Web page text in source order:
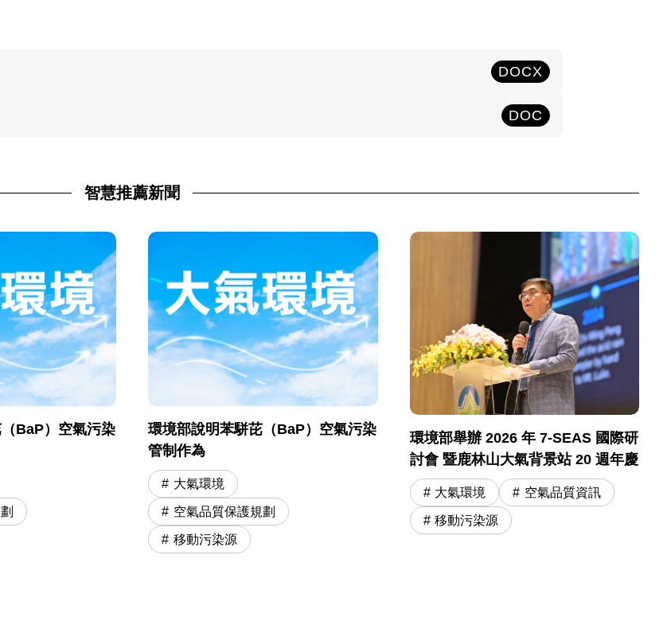
DOCX
DOC
智慧推薦新聞
BaP）空氣污染
環境部說明苯駢芘（BaP）空氣污染
管制作為
大氣環境
空氣品質保護規劃
移動污染源
環境部舉辦 2026 年 7-SEAS 國際研
討會 暨鹿林山大氣背景站 20 週年慶
大氣環境 空氣品質資訊
移動污染源